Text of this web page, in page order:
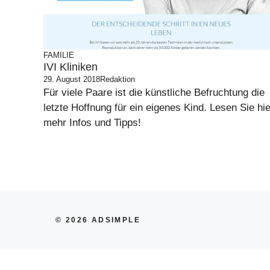
FAMILIE
IVI Kliniken
29. August 2018Redaktion
Für viele Paare ist die künstliche Befruchtung die
letzte Hoffnung für ein eigenes Kind. Lesen Sie
mehr Infos und Tipps!
© 2026 ADSIMPLE